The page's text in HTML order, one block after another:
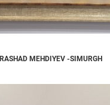
RASHAD MEHDIYEV -SIMURGH